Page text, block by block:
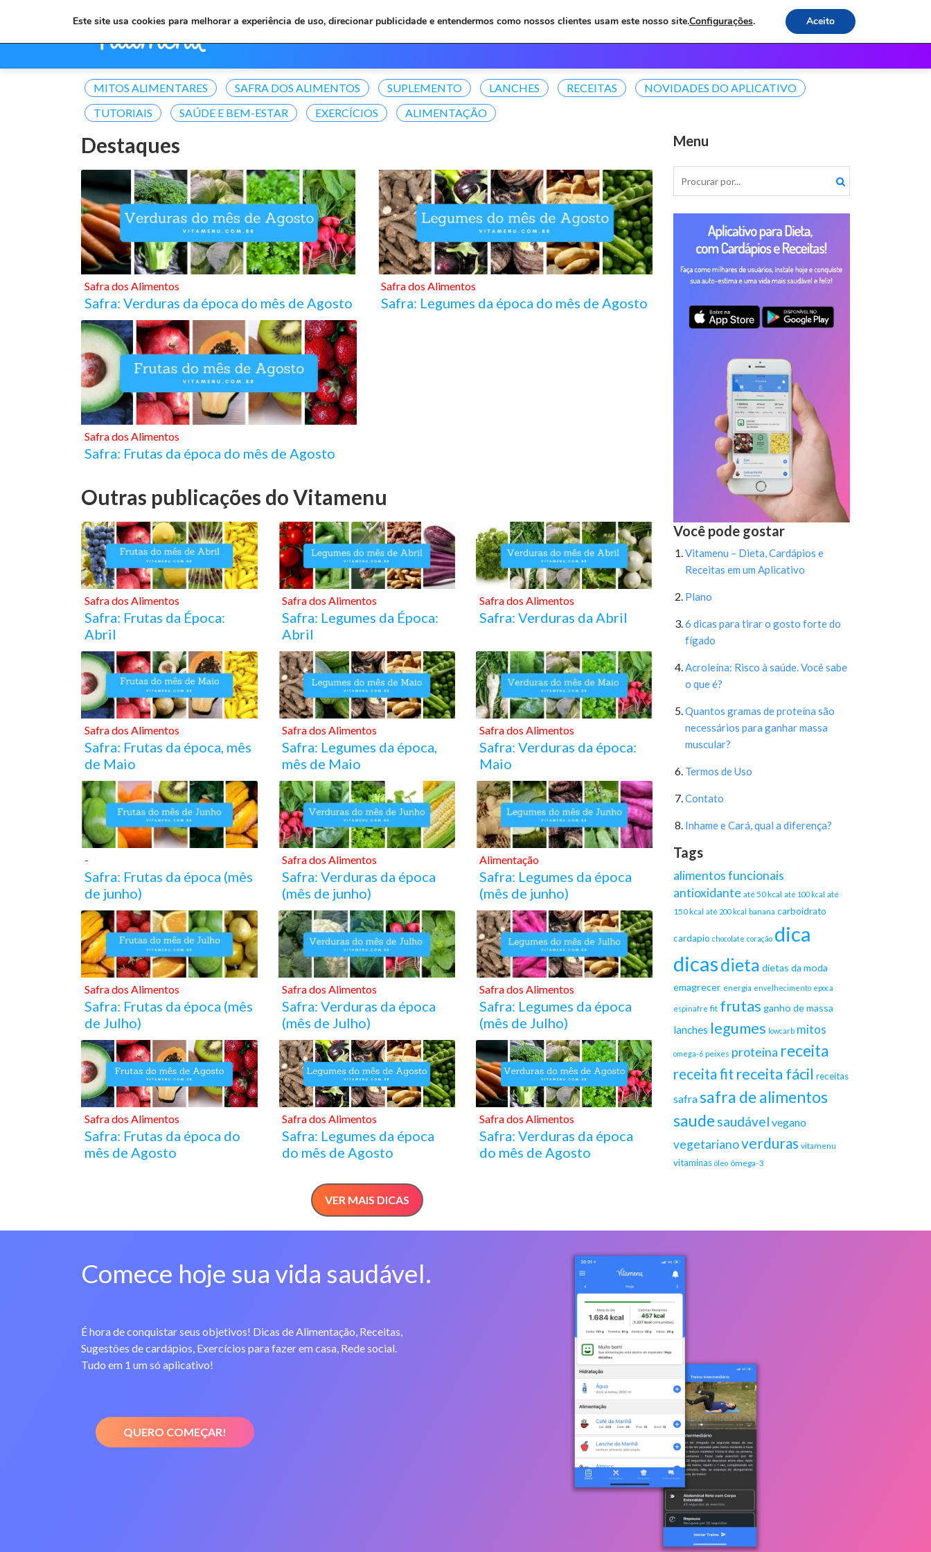
Contato
MITOS ALIMENTARES SAFRA DOS ALIMENTOS SUPLEMENTO LANCHES RECEITAS
NOVIDADES DO APLICATIVO
TUTORIAIS
SAÚDE E BEM-ESTAR EXERCÍCIOS ALIMENTAÇÃO
Destaques
Safra dos Alimentos
Safra: Verduras da época do mês de Agosto
Safra dos Alimentos
Safra: Legumes da época do mês de Agosto
Safra dos Alimentos
Safra: Frutas da época do mês de Agosto
Outras publicações do Vitamenu
Safra dos Alimentos
Safra: Frutas da Época:
Abril
Safra dos Alimentos
Safra: Legumes da Época:
Abril
Safra dos Alimentos
Safra: Verduras da Abril
Safra dos Alimentos
Safra: Frutas da época, mês
de Maio
Safra dos Alimentos
Safra: Legumes da época,
mês de Maio
Safra dos Alimentos
Safra: Verduras da época:
Maio
-
Safra: Frutas da época (mês
de junho)
Safra dos Alimentos
Safra: Verduras da época
(mês de junho)
Alimentação
Safra: Legumes da época
(mês de junho)
Safra dos Alimentos
Safra: Frutas da época (mês
de Julho)
Safra dos Alimentos
Safra: Verduras da época
(mês de Julho)
Safra dos Alimentos
Safra: Legumes da época
(mês de Julho)
Safra dos Alimentos
Safra: Frutas da época do
mês de Agosto
Safra dos Alimentos
Safra: Legumes da época
do mês de Agosto
Safra dos Alimentos
Safra: Verduras da época
do mês de Agosto
VER MAIS DICAS
Menu
Você pode gostar
Vitamenu – Dieta, Cardápios e
Receitas em um Aplicativo
Plano
6 dicas para tirar o gosto forte do
fígado
Acroleína: Risco à saúde. Você sabe
o que é?
Quantos gramas de proteína são
necessários para ganhar massa
muscular?
Termos de Uso
Contato
Inhame e Cará, qual a diferença?
Tags
alimentos funcionais
antioxidante até 50 kcal até 100 kcal até
150 kcal até 200 kcal banana carboidrato
cardapio chocolate coração dica
dicasdieta dietas da moda
emagrecer energia envelhecimento epoca
espinafre fit frutas ganho de massa
lanches legumes lowcarb mitos
omega-6 peixes proteina receita
receita fit receita fácil receitas
safrasafra de alimentos
saude saudável vegano
vegetarianoverduras vitamenu
vitaminas óleo ômega-3
Comece hoje sua vida saudável.
É hora de conquistar seus objetivos! Dicas de Alimentação, Receitas,
Sugestões de cardápios, Exercícios para fazer em casa, Rede social.
Tudo em 1 um só aplicativo!
QUERO COMEÇAR!
Este site usa cookies para melhorar a experiência de uso, direcionar publicidade e entendermos como nossos clientes usam este nosso site.Configurações. Aceito